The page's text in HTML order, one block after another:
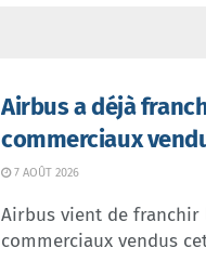
Airbus a déjà
commerciaux
7 AOÛT 2026
Airbus vient de franchir
commerciaux vendus